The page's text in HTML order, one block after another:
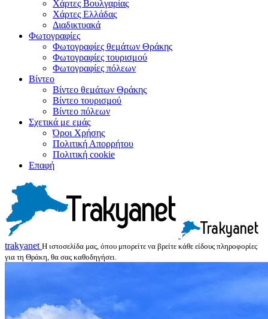
Χάρτες Βουλγαρίας
Χάρτες Ελλάδας
Διαδικτυακά
Φωτογραφίες
Φωτογραφίες θεμάτων Θράκης
Φωτογραφίες τουρισμού
Φωτογραφίες πόλεων
Βίντεο
Βίντεο θεμάτων Θράκης
Βίντεο τουρισμού
Βίντεο πόλεων
Σχετικά με εμάς
Όροι Χρήσης
Πολιτική Απορρήτου
Πολιτική cookie
Επαφή
trakyanet Η ιστοσελίδα μας, όπου μπορείτε να βρείτε κάθε είδους πληροφορίες
για τη Θράκη, θα σας καθοδηγήσει.